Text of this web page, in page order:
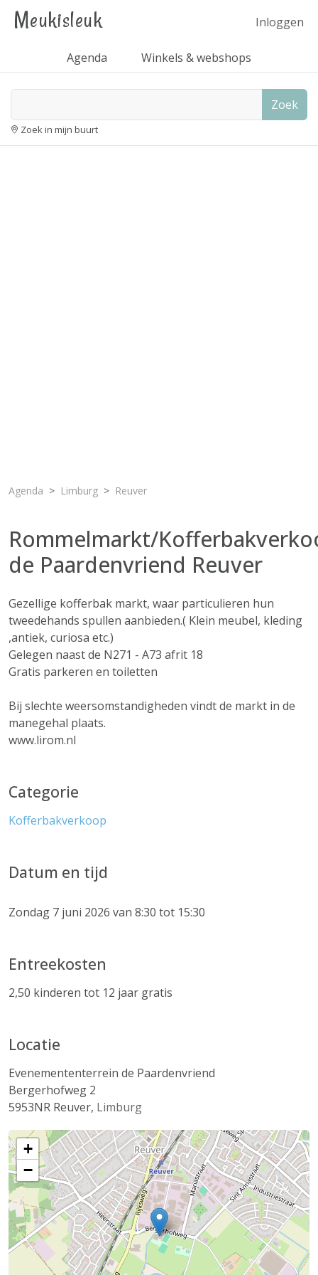
Meukisleuk Inloggen
Agenda Winkels & webshops
Zoek
Zoek in mijn buurt
Agenda Limburg Reuver
Rommelmarkt/
de Paardenvriend Reuver
Gezellige kofferbak markt, waar particulieren hun
tweedehands spullen aanbieden.( Klein meubel, kleding
,antiek, curiosa etc.)
Gelegen naast de N271 - A73 afrit 18
Gratis parkeren en toiletten
Bij slechte weersomstandigheden vindt de markt in de
manegehal plaats.
www.lirom.nl
Categorie
Kofferbakverkoop
Datum en tijd
Zondag 7 juni 2026 van 8:30 tot 15:30
Entreekosten
2,50 kinderen tot 12 jaar gratis
Locatie
Evenemententerrein de Paardenvriend
Bergerhofweg 2
5953NR Reuver, Limburg
+
−